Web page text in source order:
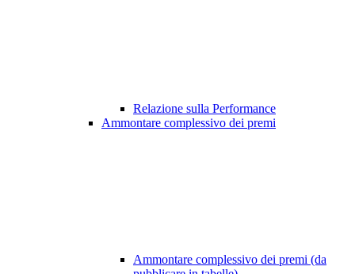
Relazione sulla Performance
Ammontare complessivo dei premi
Ammontare complessivo dei premi (da